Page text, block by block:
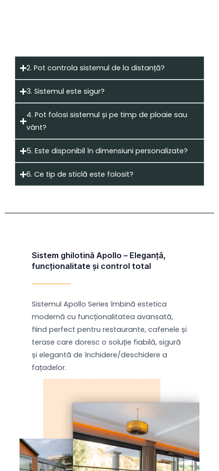
2. Pot controla sistemul de la distanță?
3. Sistemul este sigur?
4. Pot folosi sistemul și pe timp de ploaie sau
vânt?
5. Este disponibil în dimensiuni personalizate?
6. Ce tip de sticlă este folosit?
Sistem ghilotină Apollo – Eleganță,
funcționalitate și control total
Sistemul Apollo Series îmbină estetica
modernă cu funcționalitatea avansată,
fiind perfect pentru restaurante, cafenele și
terase care doresc o soluție fiabilă, sigură
și elegantă de închidere/deschidere a
fațadelor.